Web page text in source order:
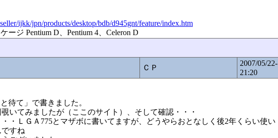
ijkk/jpn/products/desktop/bdb/d945gnt/feature/index.htm
ジ Pentium D、Pentium 4、Celeron D
ＣＰ
2007/05/22-
21:20
待て」で書きました。
いてみましたが（ここのサイト）、そして確認・・・
・ＬＧＡ775とマザボに書いてますが、どうやらおとなしく後2年くらい使い
すね